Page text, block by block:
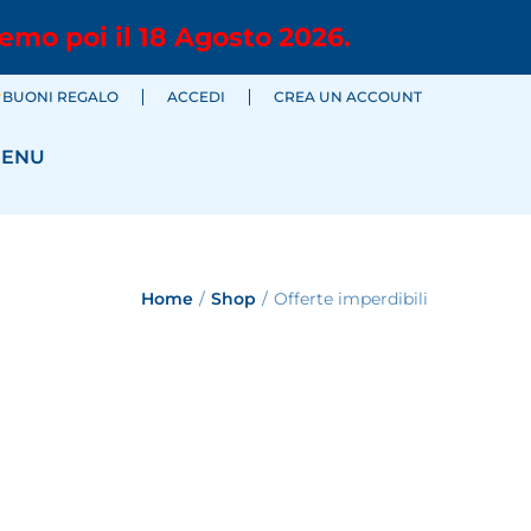
poi il 18 Agosto 2026.
BUONI REGALO ACCEDI CREA UN ACCOUNT
Home / Shop / Offerte imperdibili